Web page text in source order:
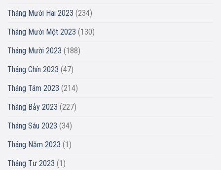
Tháng Mười Hai 2023 (234)
Tháng Mười Một 2023 (130)
Tháng Mười 2023 (188)
Tháng Chín 2023 (47)
Tháng Tám 2023 (214)
Tháng Bảy 2023 (227)
Tháng Sáu 2023 (34)
Tháng Năm 2023 (1)
Tháng Tư 2023 (1)